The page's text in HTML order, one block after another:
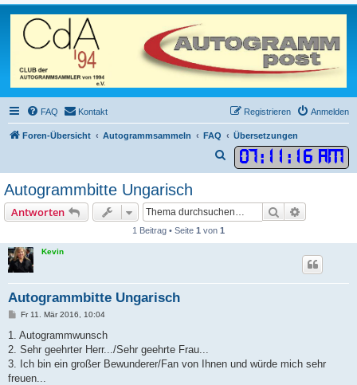
FAQ Kontakt Anmelden
Registrieren
Foren-Übersicht Autogrammsammeln FAQ Übersetzungen
07: 11 : 16 AM
u
h
Autogrammbitte Ungarisch
Antworten Suche
1 Beitrag • Seite 1 von 1
Kevin
Autogrammbitte Ungarisch
B
a
Fr 11. Mär 2016, 10:04
1. Autogrammwunsch
2. Sehr geehrter Herr.../Sehr geehrte Frau...
3. Ich bin ein großer Bewunderer/Fan von Ihnen und würde mich sehr
freuen...